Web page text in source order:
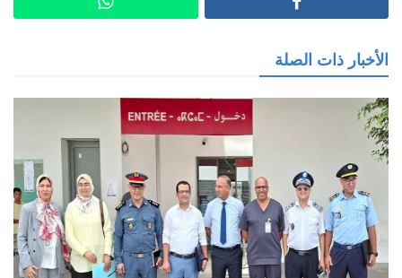
الأخبار ذات الصلة